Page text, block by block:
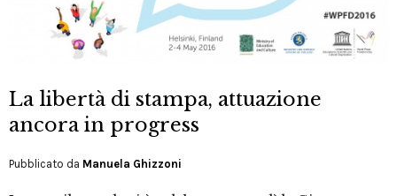
La libertà di stampa, attuazione
ancora in progress
Pubblicato da Manuela Ghizzoni